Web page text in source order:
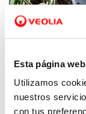
Esta página
Utilizamos
nuestros
con tus
13 OCT 2020
biológicos
calidad del
Tancat de